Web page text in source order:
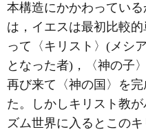
本構造にかかわってい
は，イエスは最初比較
って〈キリスト〉(メシ
となった者)，〈神の子
再び来て〈神の国〉を
た。しかしキリスト教
ズム世界に入るとこの